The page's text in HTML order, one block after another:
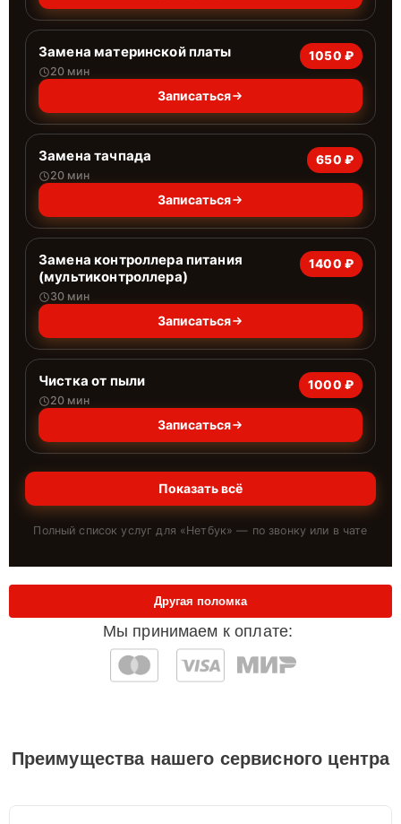
Замена материнской платы
20 мин
1050 ₽
Записаться
Замена тачпада
20 мин
650 ₽
Записаться
Замена контроллера питания
(мультиконтроллера)
30 мин
1400 ₽
Записаться
Чистка от пыли
20 мин
1000 ₽
Записаться
Показать всё
Полный список услуг для «Нетбук» — по звонку или в чате
Мы принимаем к оплате:
Другая поломка
Преимущества нашего сервисного центра